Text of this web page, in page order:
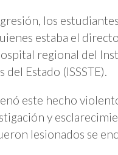
los
estaba el
regional del
del Estado (ISSSTE).
este hecho
y
lesionados se